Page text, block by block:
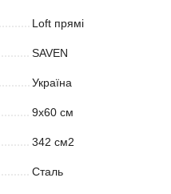
Loft прямі
SAVEN
Україна
9х60 см
342 см2
Сталь